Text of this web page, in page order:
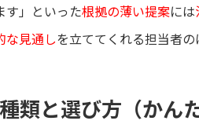
す」といった根拠の薄い提案には
な見通しを立ててくれる担当者の
類と選び方（かん